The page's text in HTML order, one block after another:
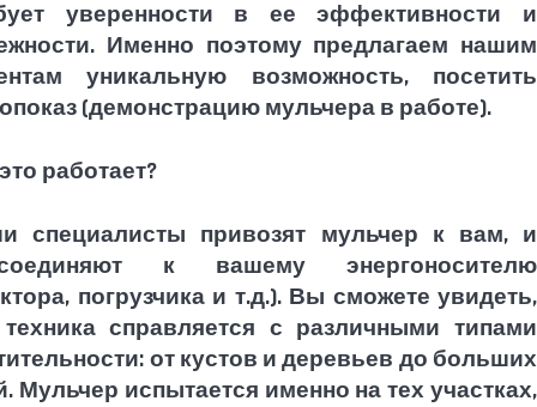
уверенности в ее эффективности и
Именно поэтому предлагаем нашим
уникальную возможность, посетить
(демонстрацию мульчера в работе).
работает?
специалисты привозят мульчер к вам, и
к вашему энергоносителю
погрузчика и т.д.). Вы сможете увидеть,
справляется с различными типами
от кустов и деревьев до больших
Мульчер испытается именно на тех участках,